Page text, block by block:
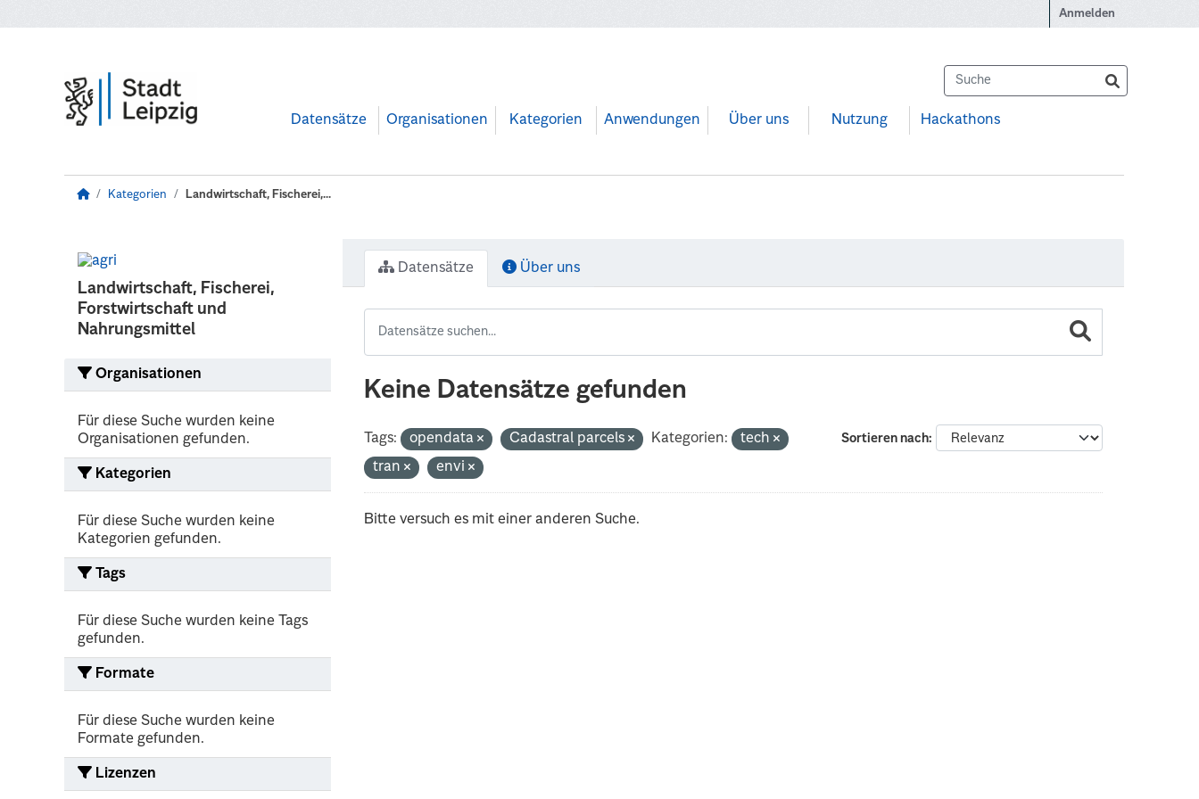
Anmelden
Datensätze Organisationen Kategorien Anwendungen Über uns Nutzung Hackathons
Kategorien Landwirtschaft, Fischerei,...
Landwirtschaft, Fischerei,
Forstwirtschaft und
Nahrungsmittel
Organisationen
Für diese Suche wurden keine
Organisationen gefunden.
Kategorien
Für diese Suche wurden keine
Kategorien gefunden.
Tags
Für diese Suche wurden keine Tags
gefunden.
Formate
Für diese Suche wurden keine
Formate gefunden.
Lizenzen
Datensätze Über uns
Keine Datensätze gefunden
Sortieren nach
Tags: opendata Cadastral parcels Kategorien:
tech
tran
envi
Bitte versuch es mit einer anderen Suche.